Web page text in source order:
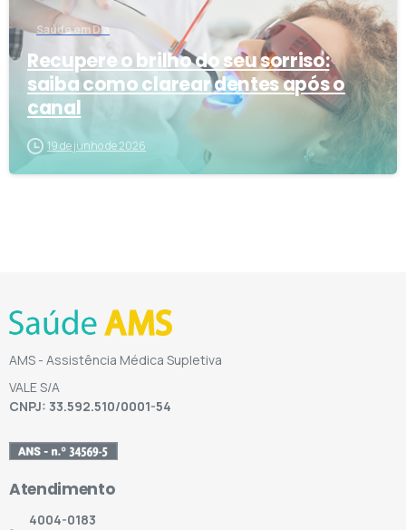
Saúde em Dia
Recupere o brilho do seu sorriso:
saiba como clarear dentes após o
canal
19 de junho de 2026
AMS - Assistência Médica Supletiva
VALE S/A
CNPJ: 33.592.510/0001-54
Atendimento
4004-0183